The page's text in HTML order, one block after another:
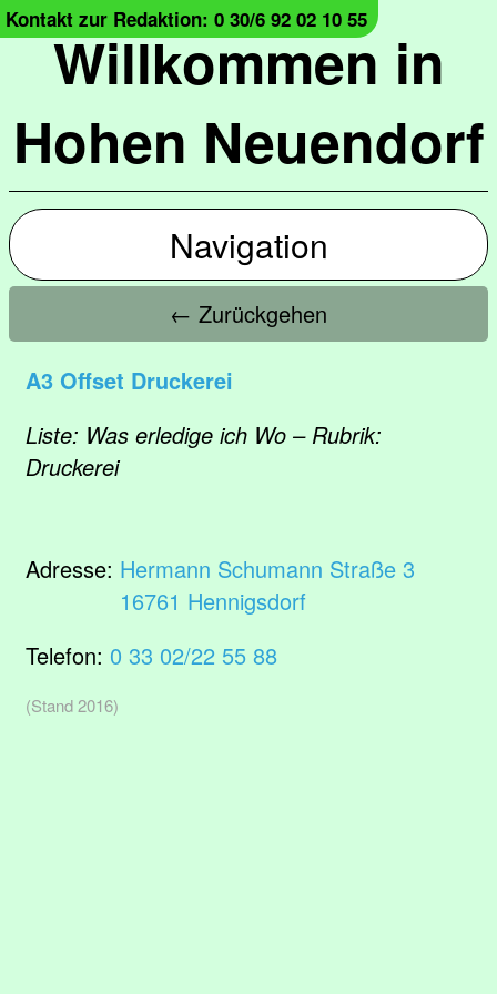
Willkommen in
Hohen Neuendorf
Kontakt zur Redaktion: 0 30/6 92 02 10 55
Navigation
← Zurückgehen
A3 Offset Druckerei
Liste: Was erledige ich Wo – Rubrik:
Druckerei
Adresse: Hermann Schumann Straße 3
16761 Hennigsdorf
Telefon: 0 33 02/22 55 88
(Stand 2016)